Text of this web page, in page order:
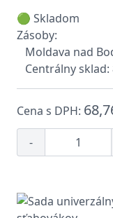
🟢 Skladom
Zásoby:
Moldava nad
Centrálny sklad:
Cena s DPH:
-